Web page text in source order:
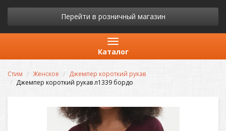
Перейти в розничный магазин
Каталог
Стим Женское
Джемпер короткий рукав
Джемпер короткий рукав л1339 бордо